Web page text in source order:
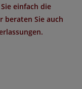
einfach die
beraten Sie auch